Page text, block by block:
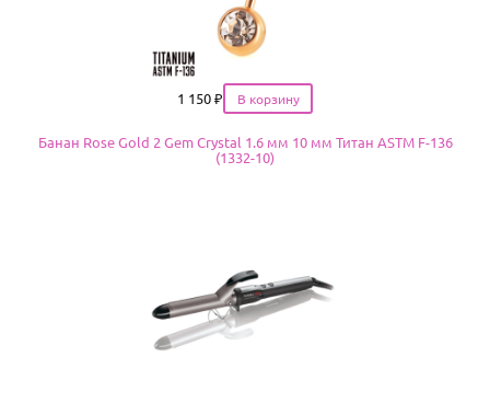
Цена
1 150 ₽
Банан Rose Gold 2 Gem Crystal 1.6 мм 10 мм Титан ASTM F-136
(1332-10)